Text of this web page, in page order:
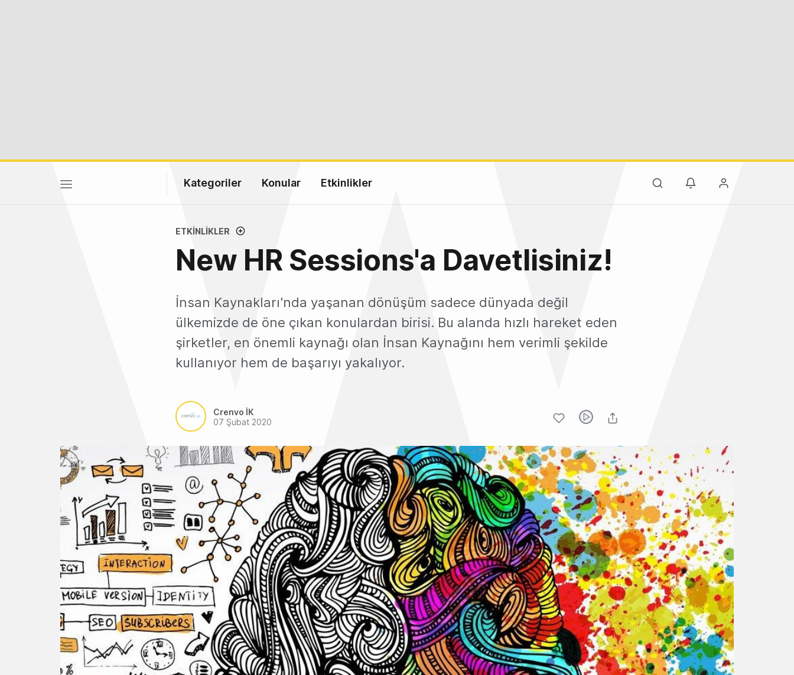
Kategoriler Konular Etkinlikler
ETKINLIKLER
New HR Sessions'a Davetlisiniz!
İnsan Kaynakları'nda yaşanan dönüşüm sadece dünyada değil
ülkemizde de öne çıkan konulardan birisi. Bu alanda hızlı hareket eden
şirketler, en önemli kaynağı olan İnsan Kaynağını hem verimli şekilde
kullanıyor hem de başarıyı yakalıyor.
Crenvo İK
07 Şubat 2020